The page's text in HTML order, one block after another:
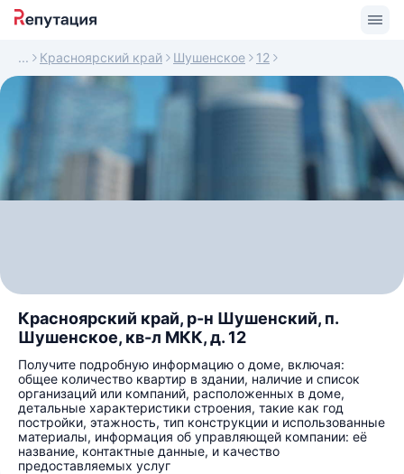
Красноярский край Шушенское 12
Красноярский край, р-н Шушенский, п.
Шушенское, кв-л МКК, д. 12
Получите подробную информацию о доме, включая:
общее количество квартир в здании, наличие и список
организаций или компаний, расположенных в доме,
детальные характеристики строения, такие как год
постройки, этажность, тип конструкции и использованные
материалы, информация об управляющей компании: её
название, контактные данные, и качество
предоставляемых услуг